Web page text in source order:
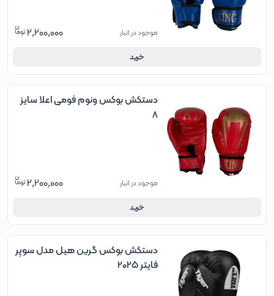
موجود در انبار 2,200,000
خرید
دستکش بوکس ونوم فومی اعلا سایز
8
موجود در انبار 2,200,000
خرید
دستکش بوکس گرین هیل مدل سوپر
فایتر 2025